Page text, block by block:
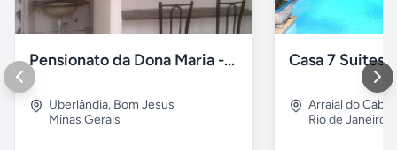
Pensionato da Dona Maria - Uberlândia/MG
Uberlândia, Bom Jesus
Minas Gerais
Arraial do Cabo
Rio de Janeiro